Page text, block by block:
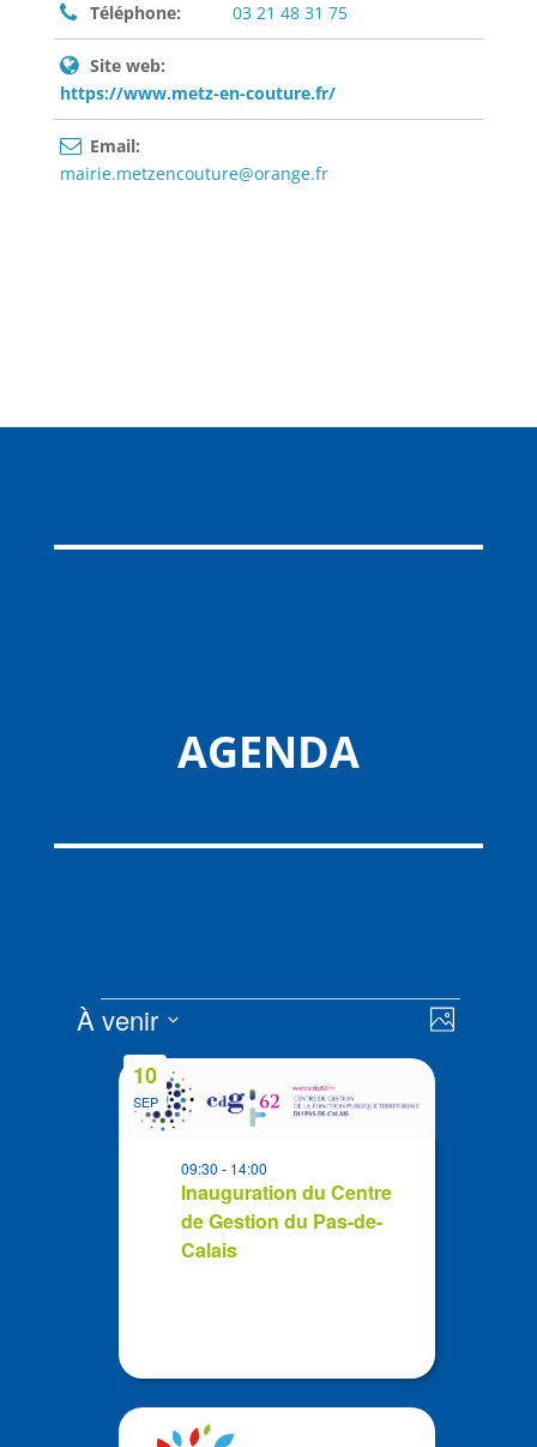
Téléphone: 03 21 48 31 75
Site web:
https://www.metz-en-couture.fr/
Email:
mairie.metzencouture@orange.fr
AGENDA
Évènements de
Photo
À venir
Sélectionnez
List
events
SEP
10
Inauguration du Centre
de Gestion du Pas-de-
Calais
09:30- 14:00